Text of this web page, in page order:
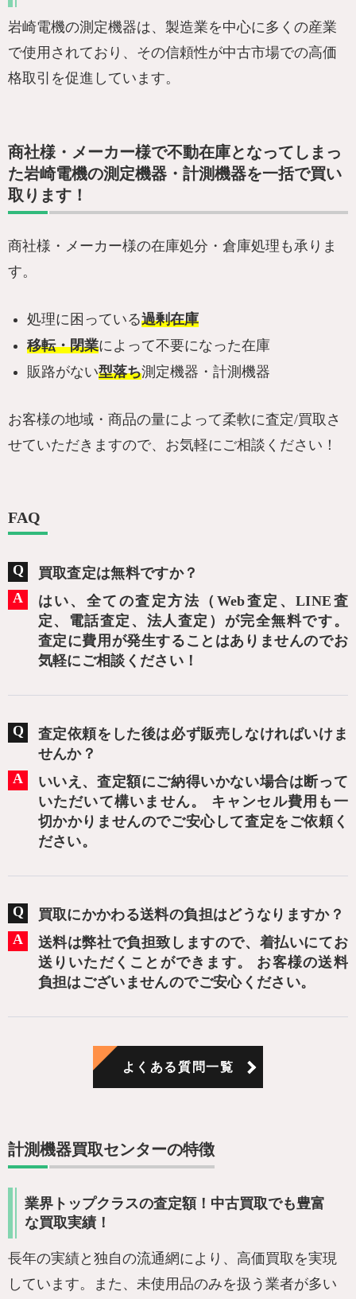
岩崎電機の測定機器は、製造業を中心に多くの産業
で使用されており、その信頼性が中古市場での高価
格取引を促進しています。
商社様・メーカー様で不動在庫となってしまっ
た岩崎電機の測定機器・計測機器を一括で買い
取ります！
商社様・メーカー様の在庫処分・倉庫処理も承りま
す。
処理に困っている過剰在庫
移転・閉業によって不要になった在庫
販路がない型落ち測定機器・計測機器
お客様の地域・商品の量によって柔軟に査定/買取さ
せていただきますので、お気軽にご相談ください！
FAQ
買取査定は無料ですか？
はい、全ての査定方法（Web査定、LINE査
定、電話査定、法人査定）が完全無料です。
査定に費用が発生することはありませんのでお
気軽にご相談ください！
査定依頼をした後は必ず販売しなければいけま
せんか？
いいえ、査定額にご納得いかない場合は断って
いただいて構いません。 キャンセル費用も一
切かかりませんのでご安心して査定をご依頼く
ださい。
買取にかかわる送料の負担はどうなりますか？
送料は弊社で負担致しますので、着払いにてお
送りいただくことができます。 お客様の送料
負担はございませんのでご安心ください。
よくある質問一覧
計測機器買取センターの特徴
業界トップクラスの査定額！中古買取でも豊富
な買取実績！
長年の実績と独自の流通網により、高価買取を実現
しています。また、未使用品のみを扱う業者が多い